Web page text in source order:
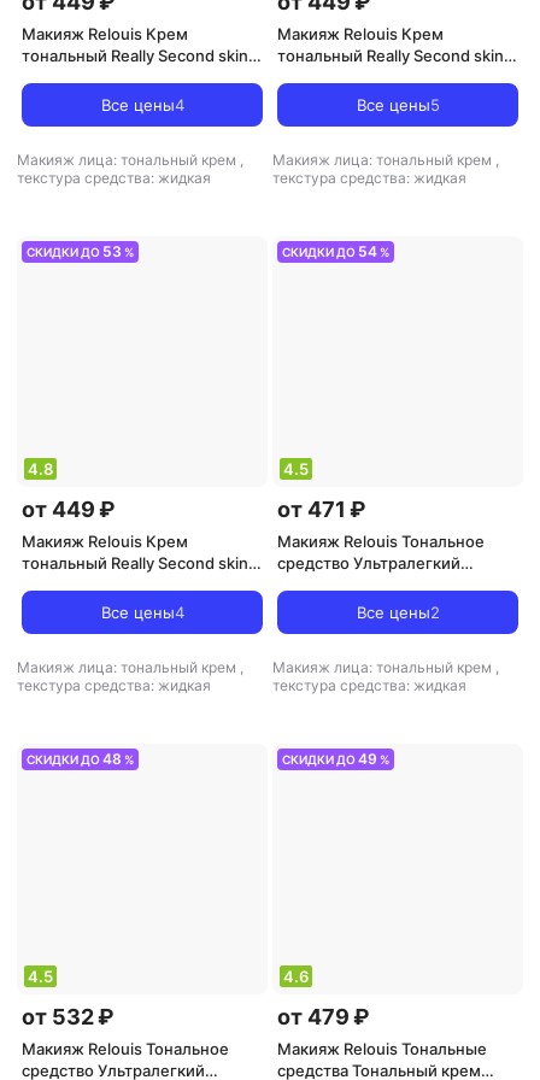
Макияж Relouis Крем
тональный Really Second skin
Все цены4
Макияж лица: тональный крем ,
текстура средства: жидкая
Макияж Relouis Крем
тональный Really Second skin
Все цены5
Макияж лица: тональный крем ,
текстура средства: жидкая
СКИДКИ ДО 53 %
4.8
от 449 ₽
Макияж Relouis Крем
тональный Really Second skin
Все цены4
Макияж лица: тональный крем ,
текстура средства: жидкая
СКИДКИ ДО 54 %
4.5
от 471 ₽
Макияж Relouis Тональное
средство Ультралегкий
SECOND SKINВсе цены2
Макияж лица: тональный крем ,
текстура средства: жидкая
СКИДКИ ДО48 %
4.5
от 532 ₽
Макияж Relouis Тональное
средство Ультралегкий
СКИДКИ ДО49 %
4.6
от 479 ₽
Макияж Relouis Тональные
средства Тональный крем